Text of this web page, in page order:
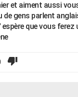
et aiment aussi
de gens parlent
que vous